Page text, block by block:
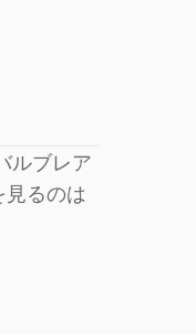
ルブレア
るのは